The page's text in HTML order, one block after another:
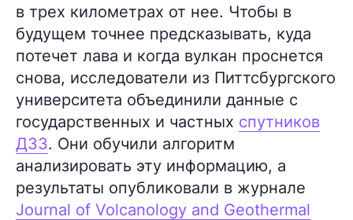
в трех километрах от нее. Чтобы в
будущем точнее предсказывать, куда
потечет лава и когда вулкан проснется
снова, исследователи из Питтсбургского
университета объединили данные с
государственных и частных спутников
ДЗЗ. Они обучили алгоритм
анализировать эту информацию, а
результаты опубликовали в журнале
Journal of Volcanology and Geothermal